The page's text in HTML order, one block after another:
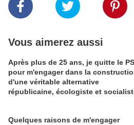
Vous aimerez aussi
Après plus de 25 ans, je quitte le PS
pour m'engager dans la
d'une véritable alternative
républicaine, écologiste et
Quelques raisons de m'engager